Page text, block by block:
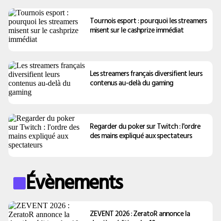
Tournois esport : pourquoi les streamers
misent sur le cashprize immédiat
Les streamers français diversifient leurs
contenus au-delà du gaming
Regarder du poker sur Twitch : l'ordre
des mains expliqué aux spectateurs
Évènements
ZEVENT 2026 : ZeratoR annonce la